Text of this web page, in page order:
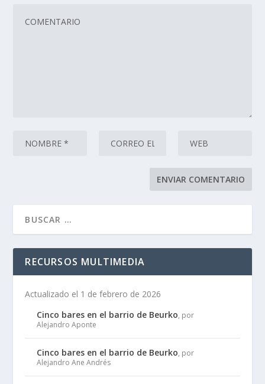
RECURSOS MULTIMEDIA
Actualizado el 1 de febrero de 2026
Cinco bares en el barrio de Beurko, por
Alejandro Aponte
Cinco bares en el barrio de Beurko, por
Alejandro Ane Andrés